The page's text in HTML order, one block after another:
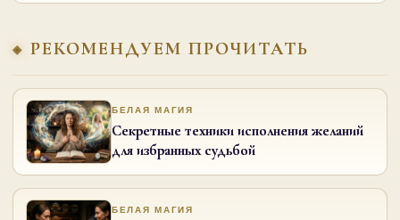
РЕКОМЕНДУЕМ ПРОЧИТАТЬ
БЕЛАЯ МАГИЯ
Секретные техники исполнения желаний
для избранных судьбой
БЕЛАЯ МАГИЯ